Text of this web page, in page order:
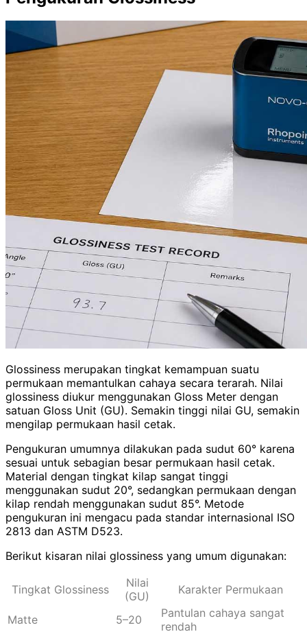
Glossiness merupakan tingkat kemampuan suatu
permukaan memantulkan cahaya secara terarah. Nilai
glossiness diukur menggunakan Gloss Meter dengan
satuan Gloss Unit (GU). Semakin tinggi nilai GU, semakin
mengilap permukaan hasil cetak.
Pengukuran umumnya dilakukan pada sudut 60° karena
sesuai untuk sebagian besar permukaan hasil cetak.
Material dengan tingkat kilap sangat tinggi
menggunakan sudut 20°, sedangkan permukaan dengan
kilap rendah menggunakan sudut 85°. Metode
pengukuran ini mengacu pada standar internasional ISO
2813 dan ASTM D523.
Berikut kisaran nilai glossiness yang umum digunakan:
Tingkat Glossiness
Nilai
(GU)
Karakter Permukaan
Matte 5–20
Pantulan cahaya sangat
rendah